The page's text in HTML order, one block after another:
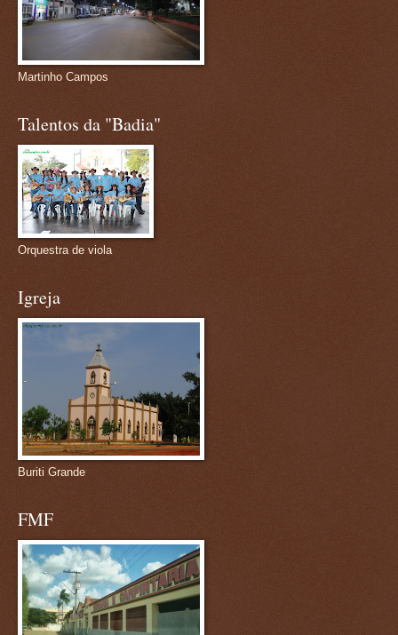
Martinho Campos
Talentos da "Badia"
Orquestra de viola
Igreja
Buriti Grande
FMF